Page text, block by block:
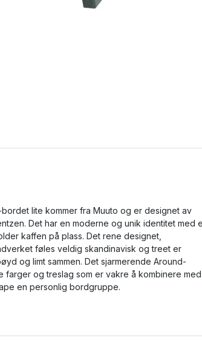
lite kommer fra Muuto og er designet av
Det har en moderne og unik identitet med
kaffen på plass. Det rene designet,
føles veldig skandinavisk og treet er
og limt sammen. Det sjarmerende Around-
farger og treslag som er vakre å kombinere med
en personlig bordgruppe.